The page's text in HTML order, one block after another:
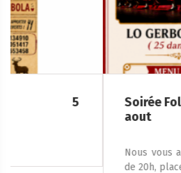
Soirée Folklorique –
Nous vous accueillons le
de 20h, place de la […]